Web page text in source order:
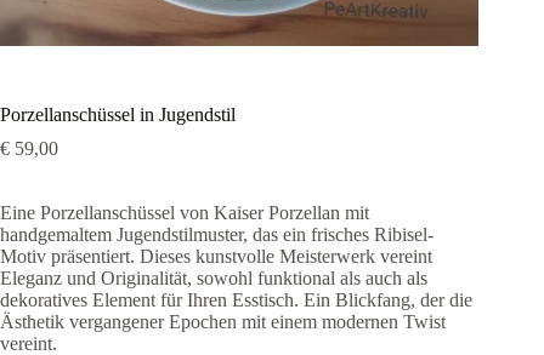
Porzellanschüssel in Jugendstil
€ 59,00
Eine Porzellanschüssel von Kaiser Porzellan mit
handgemaltem Jugendstilmuster, das ein frisches Ribisel-
Motiv präsentiert. Dieses kunstvolle Meisterwerk vereint
Eleganz und Originalität, sowohl funktional als auch als
dekoratives Element für Ihren Esstisch. Ein Blickfang, der die
Ästhetik vergangener Epochen mit einem modernen Twist
vereint.